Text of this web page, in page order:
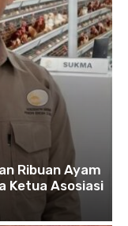
Ribuan Ayam
Ketua Asosiasi